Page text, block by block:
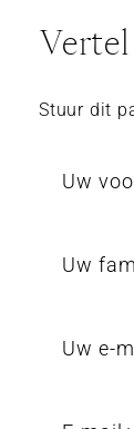
Stuur dit